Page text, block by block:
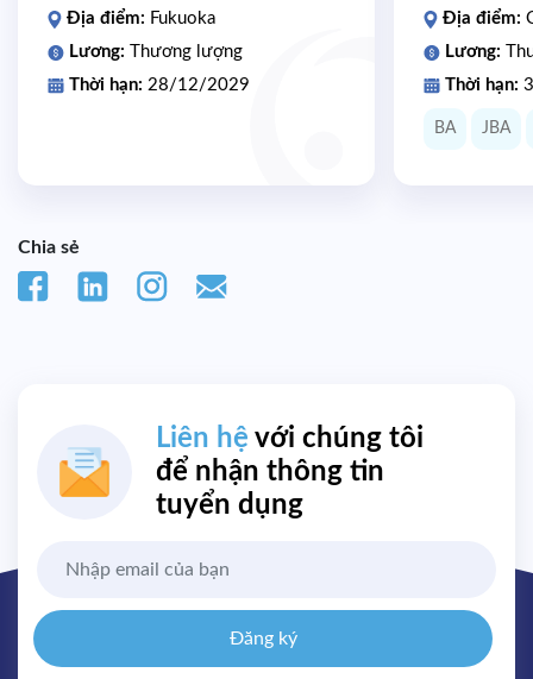
Địa điểm: Fukuoka
Lương: Thương lượng
Thời hạn: 28/12/2029
Địa điểm:
Lương:
Thời hạn:
BA JBA
Chia sẻ
Liên hệ với chúng tôi
để nhận thông tin
tuyển dụng
Đăng ký